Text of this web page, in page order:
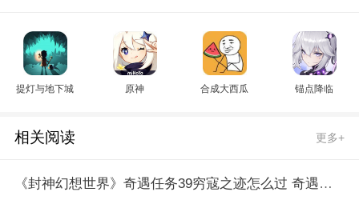
提灯与地下城 原神 合成大西瓜 锚点降临
相关阅读 更多+
《封神幻想世界》奇遇任务39穷寇之迹怎么过 奇遇任务39穷寇之迹通关攻略